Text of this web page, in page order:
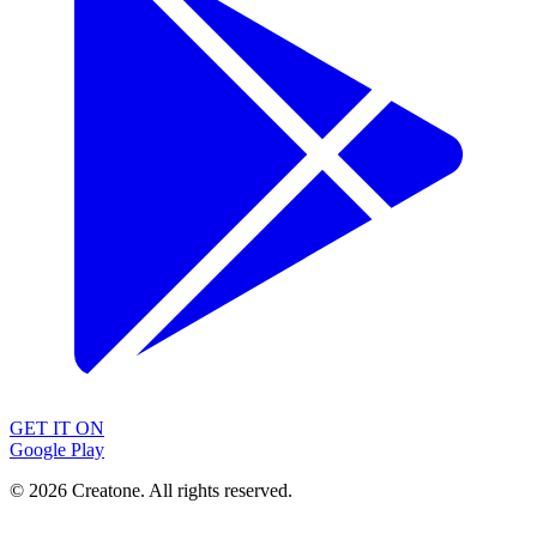
GET IT ON
Google Play
© 2026 Creatone. All rights reserved.